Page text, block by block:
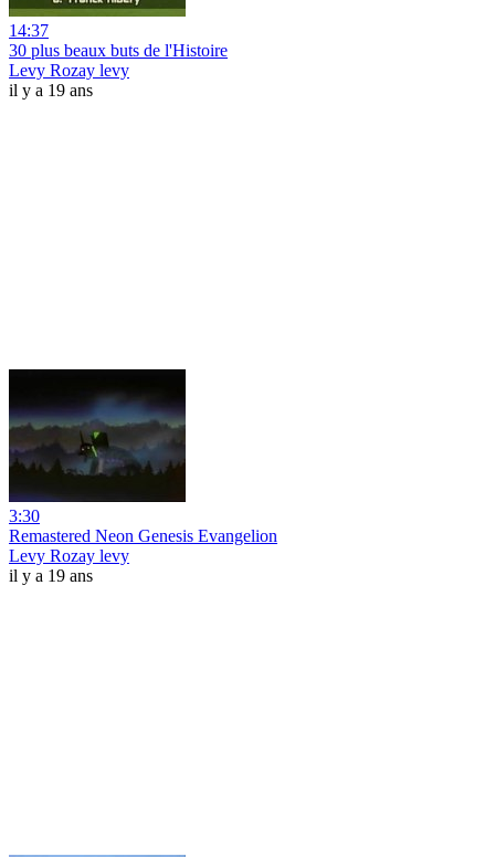
14:37
30 plus beaux buts de l'Histoire
Levy Rozay levy
il y a 19 ans
3:30
Remastered Neon Genesis Evangelion
Levy Rozay levy
il y a 19 ans